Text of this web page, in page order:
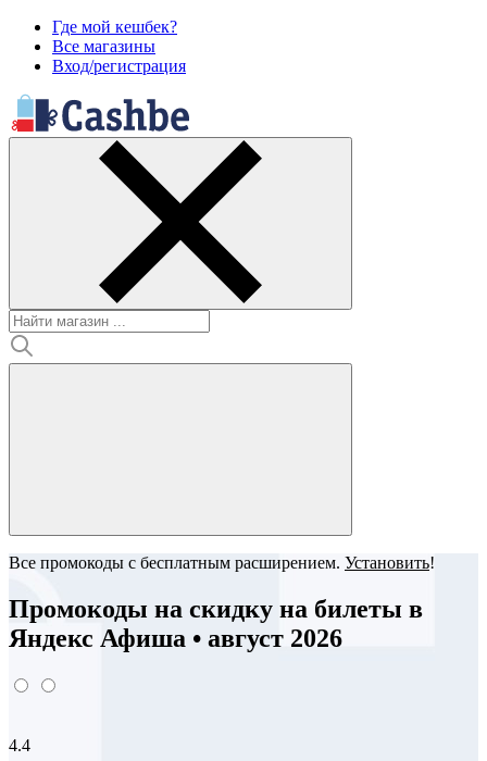
Где мой кешбек?
Все магазины
Вход/регистрация
Все промокоды с бесплатным расширением. Установить!
Промокоды на скидку на билеты в
Яндекс Афиша • август 2026
4.4